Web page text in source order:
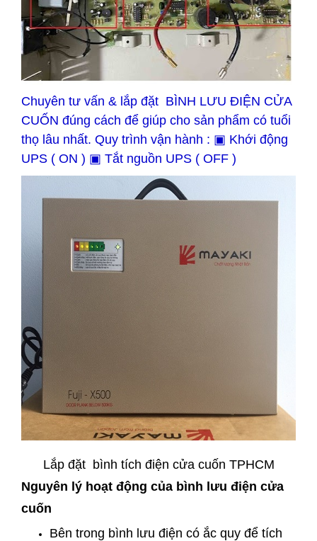
Chuyên tư vấn & lắp đặt BÌNH LƯU ĐIỆN CỬA
CUỐN đúng cách để giúp cho sản phẩm có tuổi
thọ lâu nhất. Quy trình vận hành : ▣ Khới động
UPS ( ON ) ▣ Tắt nguồn UPS ( OFF )
Lắp đặt bình tích điện cửa cuốn TPHCM
Nguyên lý hoạt động của bình lưu điện cửa
cuốn
Bên trong bình lưu điện có ắc quy để tích